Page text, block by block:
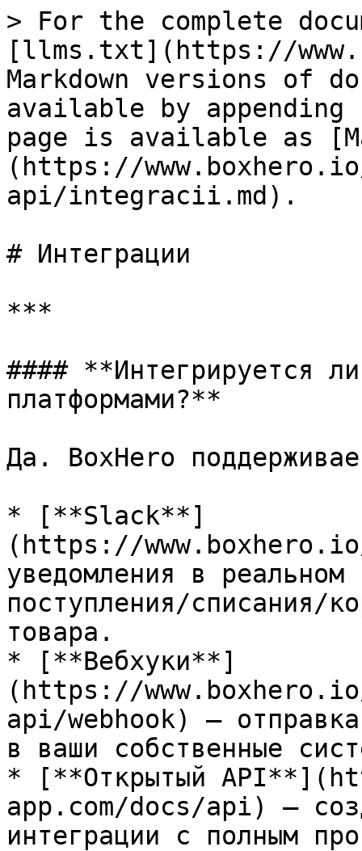
> For the complete
[llms.txt](https://
Markdown versions of
available by
page is available as
(https://
api/integracii.md).
# Интеграции
***
#### **Интегрируется
платформами?**
Да. BoxHero
* [**Slack**]
(https://
уведомления в
поступления/списания/
товара.
* [**Вебхуки**]
(https://
api/webhook) —
в ваши собственные
* [**Открытый
app.com/docs/api) —
интеграции с полным